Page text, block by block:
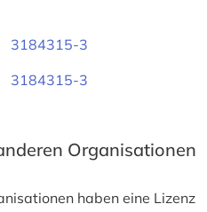
3184315-3
3184315-3
Organisationen
haben eine Lizenz